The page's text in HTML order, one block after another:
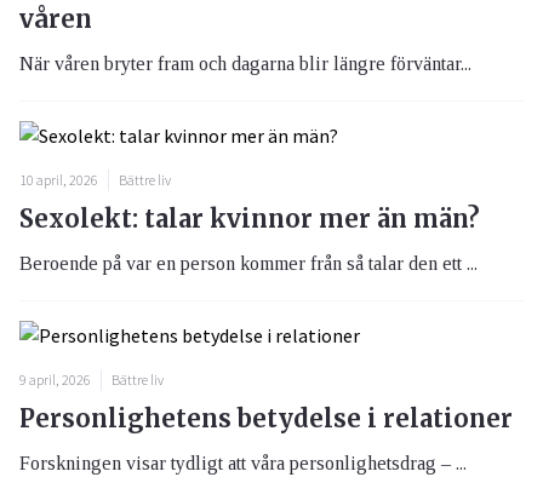
våren
När våren bryter fram och dagarna blir längre förväntar...
10 april, 2026 Bättre liv
Sexolekt: talar kvinnor mer än män?
Beroende på var en person kommer från så talar den ett ...
9 april, 2026 Bättre liv
Personlighetens betydelse i relationer
Forskningen visar tydligt att våra personlighetsdrag – ...